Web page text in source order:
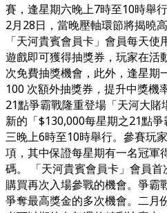
賽，逢星期六晚上7時至10時舉
2月28日，當晚壓軸環節將揭曉
「天河貴賓會員卡」會員每天
遊戲即可獲得抽獎券，玩家在活
次免費抽獎機會，此外，逢星期
100 次額外抽獎券，提升中獎機
21點爭霸戰隆重登場「天河大
新的「$130,000每星期之21點
三晚上6時至10時舉行。參賽玩
項，其中保證每星期有一名冠軍
碼。 「天河貴賓會員卡」會員
購買再次入場參戰的機會。爭霸
爭奪最高獎金的多次機會。二月